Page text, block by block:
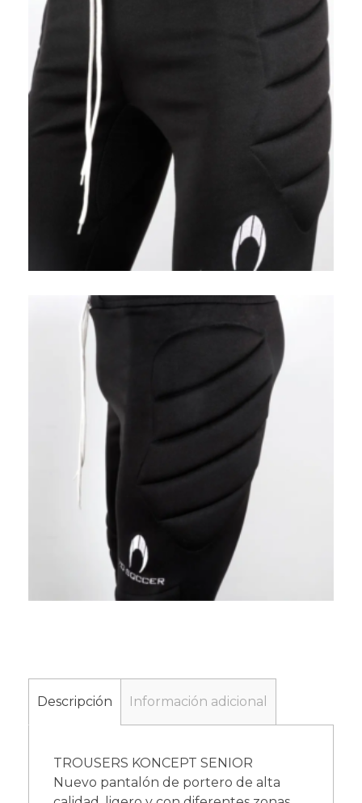
Descripción Información adicional
TROUSERS KONCEPT SENIOR
Nuevo pantalón de portero de alta